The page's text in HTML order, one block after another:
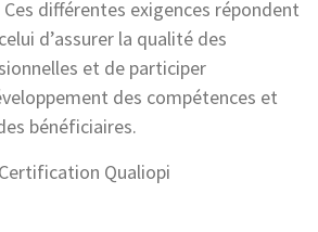
différentes exigences répondent
d’assurer la qualité des
et de participer
des compétences et
bénéficiaires.